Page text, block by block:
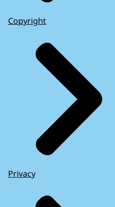
Copyright
Privacy